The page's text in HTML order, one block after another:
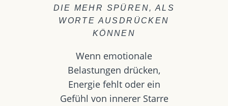
DIE MEHR SPÜREN, ALS
WORTE AUSDRÜCKEN
KÖNNEN
Wenn emotionale
Belastungen drücken,
Energie fehlt oder ein
Gefühl von innerer Starre